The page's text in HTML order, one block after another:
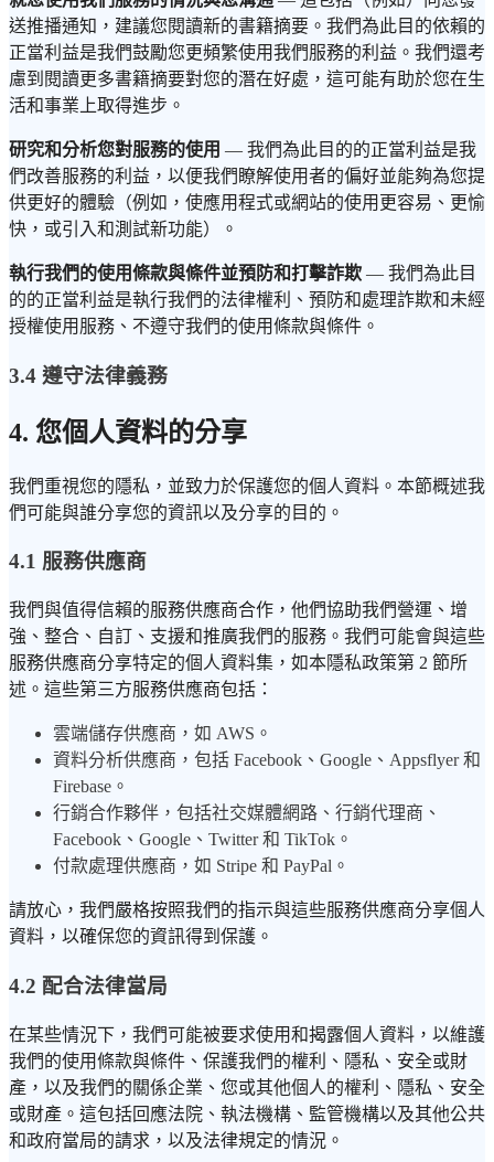
送推播通知，建議您閱讀新的書籍摘要。我們為此目的依賴的
正當利益是我們鼓勵您更頻繁使用我們服務的利益。我們還考
慮到閱讀更多書籍摘要對您的潛在好處，這可能有助於您在生
活和事業上取得進步。
研究和分析您對服務的使用 — 我們為此目的的正當利益是我
們改善服務的利益，以便我們瞭解使用者的偏好並能夠為您提
供更好的體驗（例如，使應用程式或網站的使用更容易、更愉
快，或引入和測試新功能）。
執行我們的使用條款與條件並預防和打擊詐欺 — 我們為此目
的的正當利益是執行我們的法律權利、預防和處理詐欺和未經
授權使用服務、不遵守我們的使用條款與條件。
3.4 遵守法律義務
4. 您個人資料的分享
我們重視您的隱私，並致力於保護您的個人資料。本節概述我
們可能與誰分享您的資訊以及分享的目的。
4.1 服務供應商
我們與值得信賴的服務供應商合作，他們協助我們營運、增
強、整合、自訂、支援和推廣我們的服務。我們可能會與這些
服務供應商分享特定的個人資料集，如本隱私政策第 2 節所
述。這些第三方服務供應商包括：
雲端儲存供應商，如 AWS。
資料分析供應商，包括 Facebook、Google、Appsflyer 和
Firebase。
行銷合作夥伴，包括社交媒體網路、行銷代理商、
Facebook、Google、Twitter 和 TikTok。
付款處理供應商，如 Stripe 和 PayPal。
請放心，我們嚴格按照我們的指示與這些服務供應商分享個人
資料，以確保您的資訊得到保護。
4.2 配合法律當局
在某些情況下，我們可能被要求使用和揭露個人資料，以維護
我們的使用條款與條件、保護我們的權利、隱私、安全或財
產，以及我們的關係企業、您或其他個人的權利、隱私、安全
或財產。這包括回應法院、執法機構、監管機構以及其他公共
和政府當局的請求，以及法律規定的情況。